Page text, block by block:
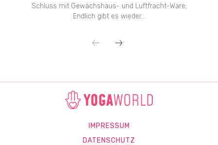
Schluss mit Gewächshaus- und Luftfracht-Ware:
Endlich gibt es wieder...
IMPRESSUM
DATENSCHUTZ